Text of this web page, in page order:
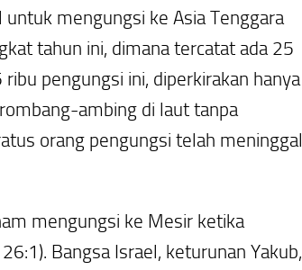
mengungsi ke Asia Tenggara
tahun ini, dimana tercatat ada 25
pengungsi ini, diperkirakan hanya
ambing di laut tanpa
orang pengungsi telah meninggal
mengungsi ke Mesir ketika
Bangsa Israel, keturunan Yakub,